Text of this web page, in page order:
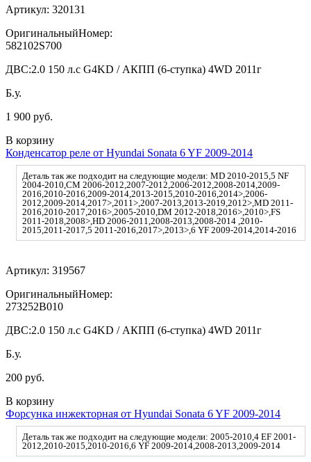
Артикул: 320131
ОригинальныйНомер:
582102S700
ДВС:2.0 150 л.с G4KD / АКПП (6-ступка) 4WD 2011г
Б.у.
1 900 руб.
В корзину
Конденсатор реле от Hyundai Sonata 6 YF 2009-2014
Деталь так же подходит на следующие модели: MD 2010-2015,5 NF
2004-2010,CM 2006-2012,2007-2012,2006-2012,2008-2014,2009-
2016,2010-2016,2009-2014,2013-2015,2010-2016,2014>,2006-
2012,2009-2014,2017>,2011>,2007-2013,2013-2019,2012>,MD 2011-
2016,2010-2017,2016>,2005-2010,DM 2012-2018,2016>,2010>,FS
2011-2018,2008>,HD 2006-2011,2008-2013,2008-2014 ,2010-
2015,2011-2017,5 2011-2016,2017>,2013>,6 YF 2009-2014,2014-2016
Артикул: 319567
ОригинальныйНомер:
273252B010
ДВС:2.0 150 л.с G4KD / АКПП (6-ступка) 4WD 2011г
Б.у.
200 руб.
В корзину
Форсунка инжекторная от Hyundai Sonata 6 YF 2009-2014
Деталь так же подходит на следующие модели: 2005-2010,4 EF 2001-
2012,2010-2015,2010-2016,6 YF 2009-2014,2008-2013,2009-2014